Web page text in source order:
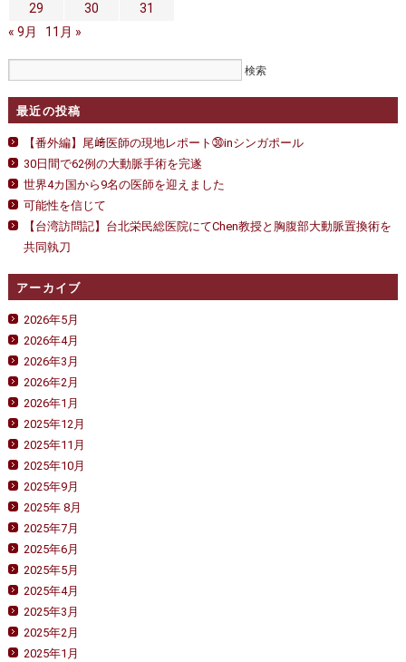
正しい病院の選び方
私どもの特色
手術概要
医師募集情報
トピックス一覧
29
30
31
« 9月
11月 »
最近の投稿
【番外編】尾﨑医師の現地レポート㉚inシンガポール
30日間で62例の大動脈手術を完遂
世界4カ国から9名の医師を迎えました
可能性を信じて
【台湾訪問記】台北栄民総医院にてChen教授と胸腹部大動脈置換術を
共同執刀
アーカイブ
2026年5月
2026年4月
2026年3月
2026年2月
2026年1月
2025年12月
2025年11月
2025年10月
2025年9月
2025年 8月
2025年7月
2025年6月
2025年5月
2025年4月
2025年3月
2025年2月
2025年1月